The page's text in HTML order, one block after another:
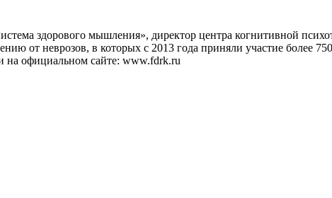
здорового мышления», директор центра когнитивной
от неврозов, в которых с 2013 года приняли участие более
на официальном сайте: www.fdrk.ru